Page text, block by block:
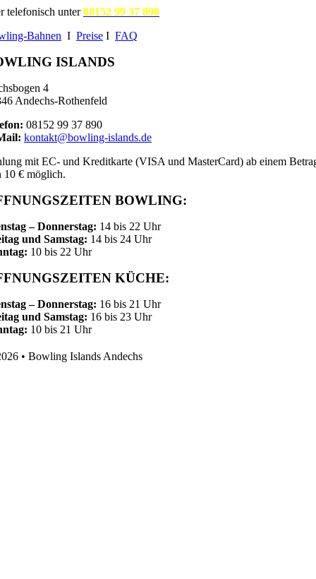
telefonisch unter08152 99 37 890
Bahnen I Preise I FAQ
ISLANDS
4
Andechs-Rothenfeld
08152 99 37 890
kontakt@bowling-islands.de
mit EC- und Kreditkarte (VISA und MasterCard) ab einem
10 € möglich.
BOWLING:
– Donnerstag: 14 bis 22 Uhr
und Samstag: 14 bis 24 Uhr
10 bis 22 Uhr
KÜCHE:
– Donnerstag: 16 bis 21 Uhr
und Samstag: 16 bis 23 Uhr
10 bis 21 Uhr
• Bowling Islands Andechs